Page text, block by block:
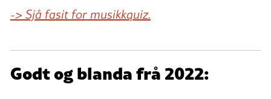
-> Sjå fasit for musikkquiz.
Godt og blanda frå 2022: